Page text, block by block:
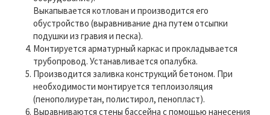
Выкапывается котлован и производится его
обустройство (выравнивание дна путем отсыпки
подушки из гравия и песка).
Монтируется арматурный каркас и прокладывается
трубопровод. Устанавливается опалубка.
Производится заливка конструкций бетоном. При
необходимости монтируется теплоизоляция
(пенополиуретан, полистирол, пенопласт).
Выравниваются стены бассейна с помощью нанесения